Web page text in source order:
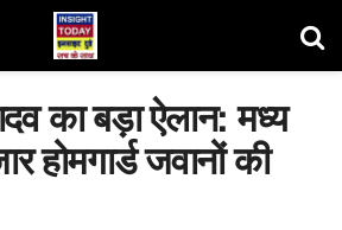
का बड़ा ऐलान: मध्य
होमगार्ड जवानों की